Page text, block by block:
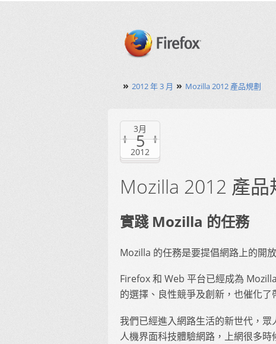
» 2012 年 3 月 » Mozilla 2012 產品規劃
3月
5
2012
Mozilla 2012 產品
實踐 Mozilla 的任務
Mozilla 的任務是要提倡網路上的開
Firefox 和 Web 平台已經成為
的選擇、良性競爭及創新，也催化
我們已經進入網路生活的新世代，
人機界面科技體驗網路，上網很多時